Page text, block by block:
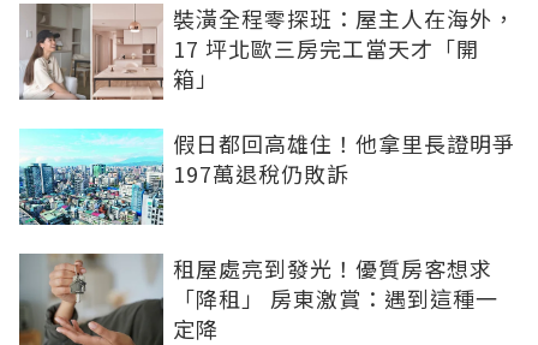
裝潢全程零探班：屋主人在海外，
17 坪北歐三房完工當天才「開
箱」
假日都回高雄住！他拿里長證明爭
197萬退稅仍敗訴
租屋處亮到發光！優質房客想求
「降租」 房東激賞：遇到這種一
定降